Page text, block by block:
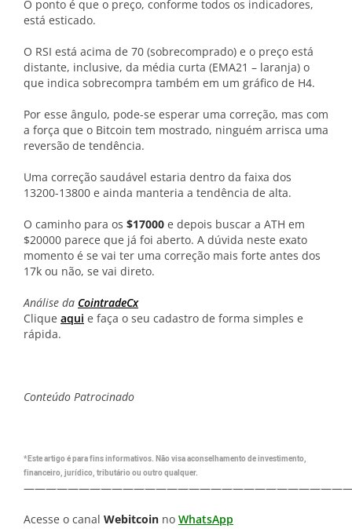
O ponto é que o preço, conforme todos os indicadores,
está esticado.
O RSI está acima de 70 (sobrecomprado) e o preço está
distante, inclusive, da média curta (EMA21 – laranja) o
que indica sobrecompra também em um gráfico de H4.
Por esse ângulo, pode-se esperar uma correção, mas com
a força que o Bitcoin tem mostrado, ninguém arrisca uma
reversão de tendência.
Uma correção saudável estaria dentro da faixa dos
13200-13800 e ainda manteria a tendência de alta.
O caminho para os $17000 e depois buscar a ATH em
$20000 parece que já foi aberto. A dúvida neste exato
momento é se vai ter uma correção mais forte antes dos
17k ou não, se vai direto.
Análise da CointradeCx
Clique aqui e faça o seu cadastro de forma simples e
rápida.
Conteúdo Patrocinado
*Este artigo é para fins informativos. Não visa aconselhamento de investimento,
financeiro, jurídico, tributário ou outro qualquer.
Acesse o canal Webitcoin no WhatsApp